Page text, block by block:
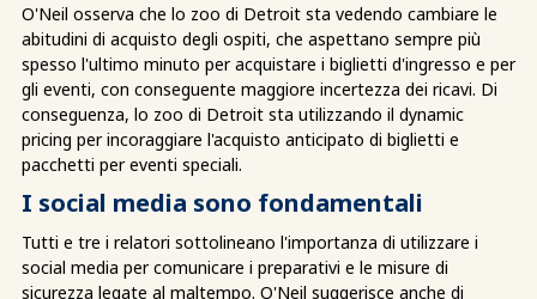
O'Neil osserva che lo zoo di Detroit sta vedendo cambiare le
abitudini di acquisto degli ospiti, che aspettano sempre più
spesso l'ultimo minuto per acquistare i biglietti d'ingresso e per
gli eventi, con conseguente maggiore incertezza dei ricavi. Di
conseguenza, lo zoo di Detroit sta utilizzando il dynamic
pricing per incoraggiare l'acquisto anticipato di biglietti e
pacchetti per eventi speciali.
I social media sono fondamentali
Tutti e tre i relatori sottolineano l'importanza di utilizzare i
social media per comunicare i preparativi e le misure di
sicurezza legate al maltempo. O'Neil suggerisce anche di